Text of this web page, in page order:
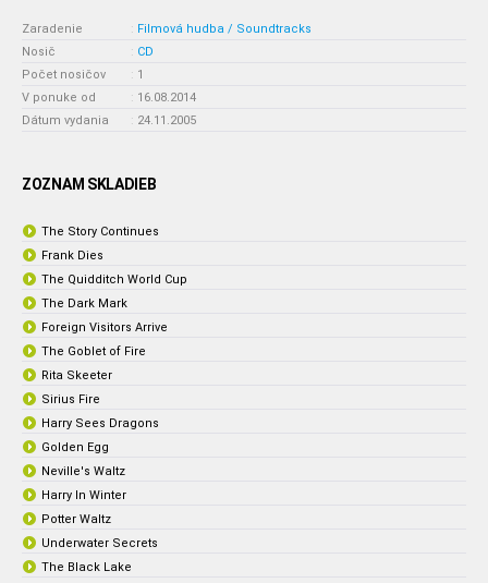
Zaradenie : Filmová hudba / Soundtracks
Nosič
: CD
Počet nosičov
: 1
V ponuke od
: 16.08.2014
Dátum vydania
: 24.11.2005
ZOZNAM SKLADIEB
The Story Continues
Frank Dies
The Quidditch World Cup
The Dark Mark
Foreign Visitors Arrive
The Goblet of Fire
Rita Skeeter
Sirius Fire
Harry Sees Dragons
Golden Egg
Neville's Waltz
Harry In Winter
Potter Waltz
Underwater Secrets
The Black Lake